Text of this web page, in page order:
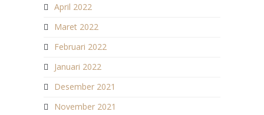
April 2022
Maret 2022
Februari 2022
Januari 2022
Desember 2021
November 2021